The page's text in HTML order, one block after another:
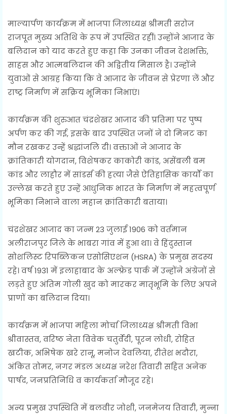
माल्यार्पण कार्यक्रम में भाजपा जिलाध्यक्ष श्रीमती सरोज
राजपूत मुख्य अतिथि के रूप में उपस्थित रहीं। उन्होंने आजाद के
बलिदान को याद करते हुए कहा कि उनका जीवन देशभक्ति,
साहस और आत्मबलिदान की अद्वितीय मिसाल है। उन्होंने
युवाओं से आग्रह किया कि वे आजाद के जीवन से प्रेरणा लें और
राष्ट्र निर्माण में सक्रिय भूमिका निभाएं।
कार्यक्रम की शुरुआत चंद्रशेखर आजाद की प्रतिमा पर पुष्प
अर्पण कर की गई, इसके बाद उपस्थित जनों ने दो मिनट का
मौन रखकर उन्हें श्रद्धांजलि दी। वक्ताओं ने आजाद के
क्रांतिकारी योगदान, विशेषकर काकोरी कांड, असेंबली बम
कांड और लाहौर में सांडर्स की हत्या जैसे ऐतिहासिक कार्यों का
उल्लेख करते हुए उन्हें आधुनिक भारत के निर्माण में महत्वपूर्ण
भूमिका निभाने वाला महान क्रांतिकारी बताया।
चंद्रशेखर आजाद का जन्म 23 जुलाई 1906 को वर्तमान
अलीराजपुर जिले के भाबरा गांव में हुआ था। वे हिंदुस्तान
सोशलिस्ट रिपब्लिकन एसोसिएशन (HSRA) के प्रमुख सदस्य
रहे। वर्ष 1931 में इलाहाबाद के अल्फ्रेड पार्क में उन्होंने अंग्रेजों से
लड़ते हुए अंतिम गोली खुद को मारकर मातृभूमि के लिए अपने
प्राणों का बलिदान दिया।
कार्यक्रम में भाजपा महिला मोर्चा जिलाध्यक्ष श्रीमती विभा
श्रीवास्तव, वरिष्ठ नेता विवेक चतुर्वेदी, पूरन लोधी, रोहित
खटीक, अभिषेक खरे रानू, मनोज देवलिया, रीतेश भदौरा,
अंकित तोमर, नगर मंडल अध्यक्ष नरेश तिवारी सहित अनेक
पार्षद, जनप्रतिनिधि व कार्यकर्ता मौजूद रहे।
अन्य प्रमुख उपस्थिति में बलवीर जोशी, जनमेजय तिवारी, मुन्ना